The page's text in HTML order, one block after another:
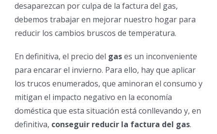
desaparezcan por culpa de la factura del gas,
debemos trabajar en mejorar nuestro hogar para
reducir los cambios bruscos de temperatura.
En definitiva, el precio del gases un inconveniente
para encarar el invierno. Para ello, hay que aplicar
los trucos enumerados, que aminoran el consumo y
mitigan el impacto negativo en la economía
doméstica que esta situación está conllevando y, en
definitiva, conseguir reducir la factura del gas.